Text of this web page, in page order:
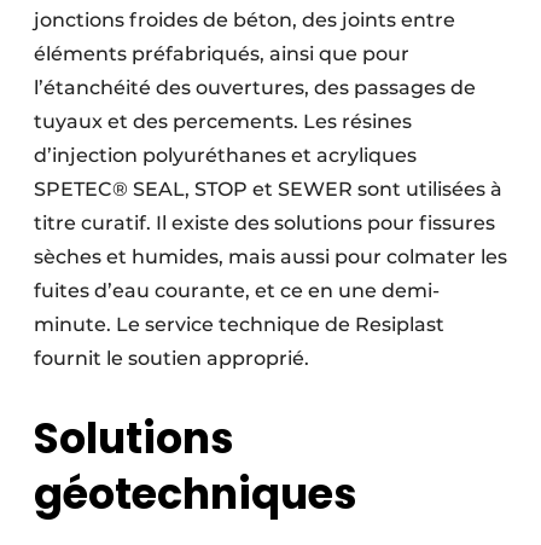
jonctions froides de béton, des joints entre
éléments préfabriqués, ainsi que pour
l’étanchéité des ouvertures, des passages de
tuyaux et des percements. Les résines
d’injection polyuréthanes et acryliques
SPETEC® SEAL, STOP et SEWER sont utilisées à
titre curatif. Il existe des solutions pour fissures
sèches et humides, mais aussi pour colmater les
fuites d’eau courante, et ce en une demi-
minute. Le service technique de Resiplast
fournit le soutien approprié.
Solutions
géotechniques